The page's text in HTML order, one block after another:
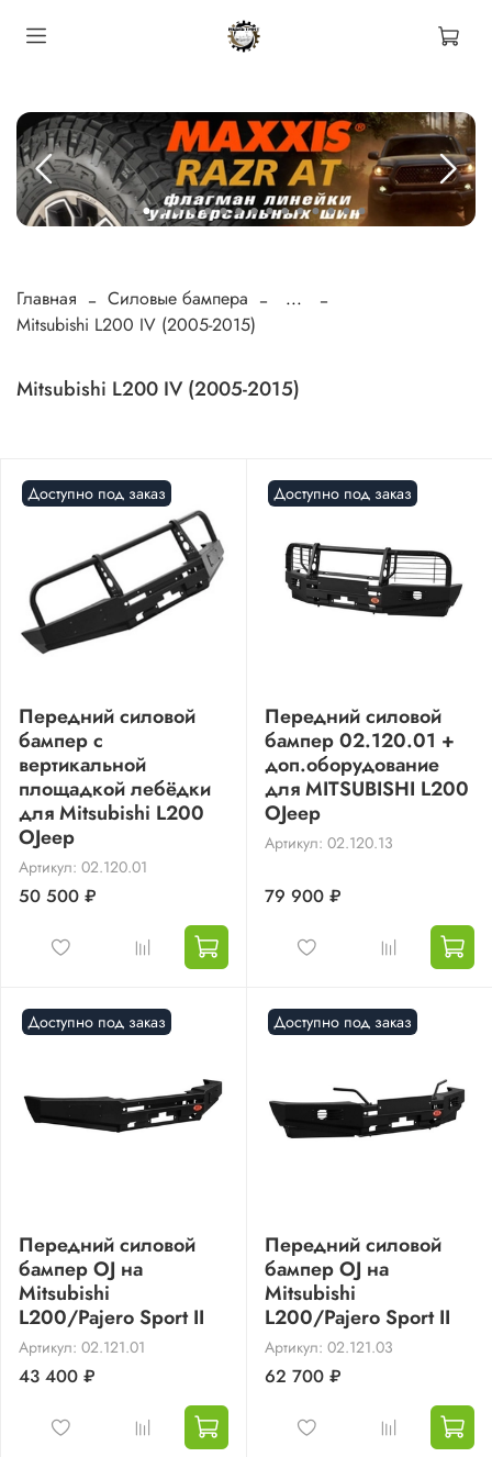
Главная Силовые бампера
...
Mitsubishi L200 IV (2005-2015)
Mitsubishi L200 IV (2005-2015)
Доступно под заказ
Передний силовой
бампер с
вертикальной
площадкой лебёдки
для Mitsubishi L200
OJeep
Артикул: 02.120.01
50 500 ₽
Доступно под заказ
Передний силовой
бампер 02.120.01 +
доп.оборудование
для MITSUBISHI L200
OJeep
Артикул: 02.120.13
79 900 ₽
Доступно под заказ
Передний силовой
бампер OJ на
Mitsubishi
L200/Pajero Sport II
Артикул: 02.121.01
43 400 ₽
Доступно под заказ
Передний силовой
бампер OJ на
Mitsubishi
L200/Pajero Sport II
Артикул: 02.121.03
62 700 ₽